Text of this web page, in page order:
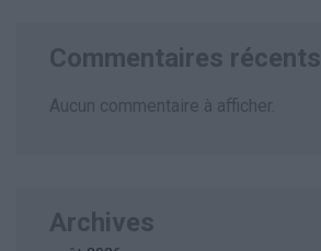
Commentaires récents
Aucun commentaire à afficher.
Archives